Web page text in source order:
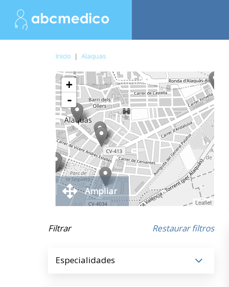
Inicio | Alaquas
+
-
Leaflet
Ampliar
Filtrar Restaurar filtros
Especialidades